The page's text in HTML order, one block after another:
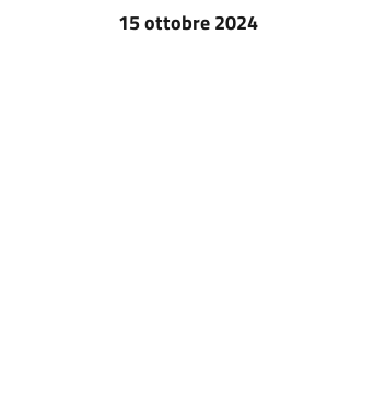
15 ottobre 2024